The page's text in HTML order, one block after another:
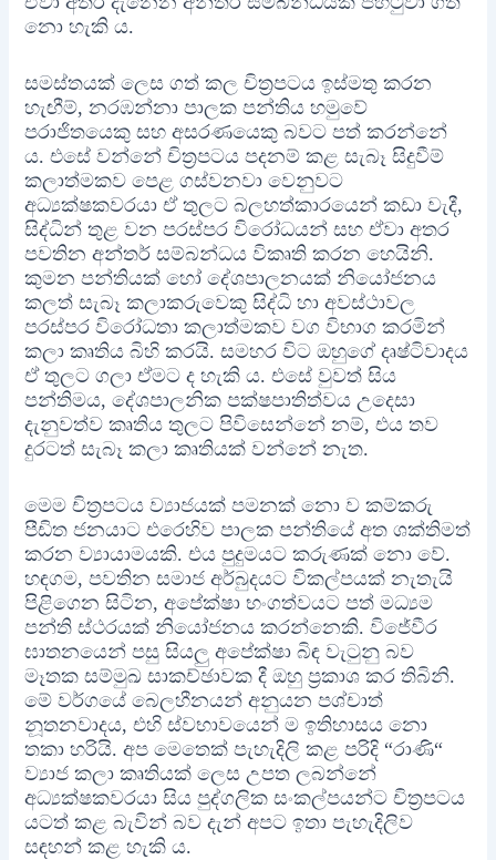
නො හැකි ය.
සමස්තයක් ලෙස ගත් කල චිත්‍රපටය ඉස්මතු කරන
හැඟීම්, නරඹන්නා පාලක පන්තිය හමුවේ
පරාජිතයෙකු සහ අසරණයෙකු බවට පත් කරන්නේ
ය. එසේ වන්නේ චිත්‍රපටය පදනම් කළ සැබෑ සිදුවීම්
කලාත්මකව පෙළ ගස්වනවා වෙනුවට
අධ්‍යක්ෂකවරයා ඒ තුලට බලහත්කාරයෙන් කඩා වැදී,
සිද්ධින් තුළ වන පරස්පර විරෝධයන් සහ ඒවා අතර
පවතින අන්තර් සම්බන්ධය විකෘති කරන හෙයිනි.
කුමන පන්තියක් හෝ දේශපාලනයක් නියෝජනය
කලත් සැබෑ කලාකරුවෙකු සිද්ධි හා අවස්ථාවල
පරස්පර විරෝධතා කලාත්මකව වග විභාග කරමින්
කලා කෘතිය බිහි කරයි. සමහර විට ඔහුගේ දෘෂ්ටිවාදය
ඒ තුලට ගලා ඒමට ද හැකි ය. එසේ වුවත් සිය
පන්තිමය, දේශපාලනික පක්ෂපාතිත්වය උදෙසා
දැනුවත්ව කෘතිය තුලට පිවිසෙන්නේ නම්, එය තව
දුරටත් සැබෑ කලා කෘතියක් වන්නේ නැත.
මෙම චිත්‍රපටය ව්‍යාජයක් පමනක් නො ව කම්කරු
පීඩිත ජනයාට එරෙහිව පාලක පන්තියේ අත ශක්තිමත්
කරන ව්‍යායාමයකි. එය පුදුමයට කරුණක් නො වේ.
හඳගම, පවතින සමාජ අර්බුදයට විකල්පයක් නැතැයි
පිළිගෙන සිටින, අපේක්ෂා භංගත්වයට පත් මධ්‍යම
පන්ති ස්ථරයක් නියෝජනය කරන්නෙකි. විජේවීර
ඝාතනයෙන් පසු සියලු අපේක්ෂා බිඳ වැටුනු බව
මෑතක සම්මුඛ සාකච්ඡාවක දී ඔහු ප්‍රකාශ කර තිබිනි.
මේ වර්ගයේ බෙලහීනයන් අනුයන පශ්චාත්
නූතනවාදය, එහි ස්වභාවයෙන් ම ඉතිහාසය නො
තකා හරියි. අප මෙතෙක් පැහැදිලි කළ පරිදි “රාණි“
ව්‍යාජ කලා කෘතියක් ලෙස උපත ලබන්නේ
අධ්‍යක්ෂකවරයා සිය පුද්ගලික සංකල්පයන්ට චිත්‍රපටය
යටත් කළ බැවින් බව දැන් අපට ඉතා පැහැදිලිව
සඳහන් කළ හැකි ය.